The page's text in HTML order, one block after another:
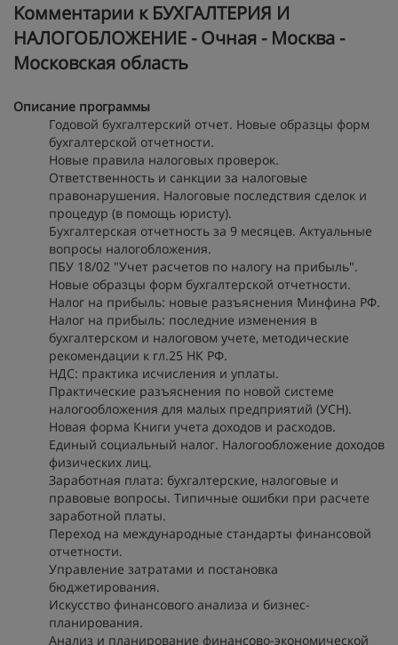
Kомментарии к БУХГАЛТЕРИЯ И
НАЛОГОБЛОЖЕНИЕ - Очная - Москва -
Московская область
Описание программы
Годовой бухгалтерский отчет. Новые образцы форм
бухгалтерской отчетности.
Новые правила налоговых проверок.
Ответственность и санкции за налоговые
правонарушения. Налоговые последствия сделок и
процедур (в помощь юристу).
Бухгалтерская отчетность за 9 месяцев. Актуальные
вопросы налогобложения.
ПБУ 18/02 "Учет расчетов по налогу на прибыль".
Новые образцы форм бухгалтерской отчетности.
Налог на прибыль: новые разъяснения Минфина РФ.
Налог на прибыль: последние изменения в
бухгалтерском и налоговом учете, методические
рекомендации к гл.25 НК РФ.
НДС: практика исчисления и уплаты.
Практические разъяснения по новой системе
налогообложения для малых предприятий (УСН).
Новая форма Книги учета доходов и расходов.
Единый социальный налог. Налогообложение доходов
физических лиц.
Заработная плата: бухгалтерские, налоговые и
правовые вопросы. Типичные ошибки при расчете
заработной платы.
Переход на международные стандарты финансовой
отчетности.
Управление затратами и постановка
бюджетирования.
Искусство финансового анализа и бизнес-
планирования.
Анализ и планирование финансово-экономической